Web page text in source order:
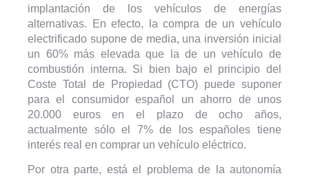
implantación de los vehículos de energías
alternativas. En efecto, la compra de un vehículo
electrificado supone de media, una inversión inicial
un 60% más elevada que la de un vehículo de
combustión interna. Si bien bajo el principio del
Coste Total de Propiedad (CTO) puede suponer
para el consumidor español un ahorro de unos
20.000 euros en el plazo de ocho años,
actualmente sólo el 7% de los españoles tiene
interés real en comprar un vehículo eléctrico.
Por otra parte, está el problema de la autonomía